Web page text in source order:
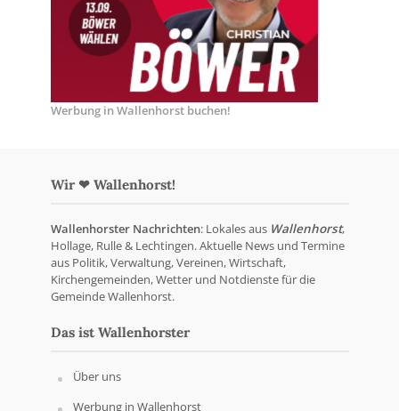
Werbung in Wallenhorst buchen!
Wir ❤ Wallenhorst!
Wallenhorster Nachrichten: Lokales aus Wallenhorst,
Hollage, Rulle & Lechtingen. Aktuelle News und Termine
aus Politik, Verwaltung, Vereinen, Wirtschaft,
Kirchengemeinden, Wetter und Notdienste für die
Gemeinde Wallenhorst.
Das ist Wallenhorster
Über uns
Werbung in Wallenhorst